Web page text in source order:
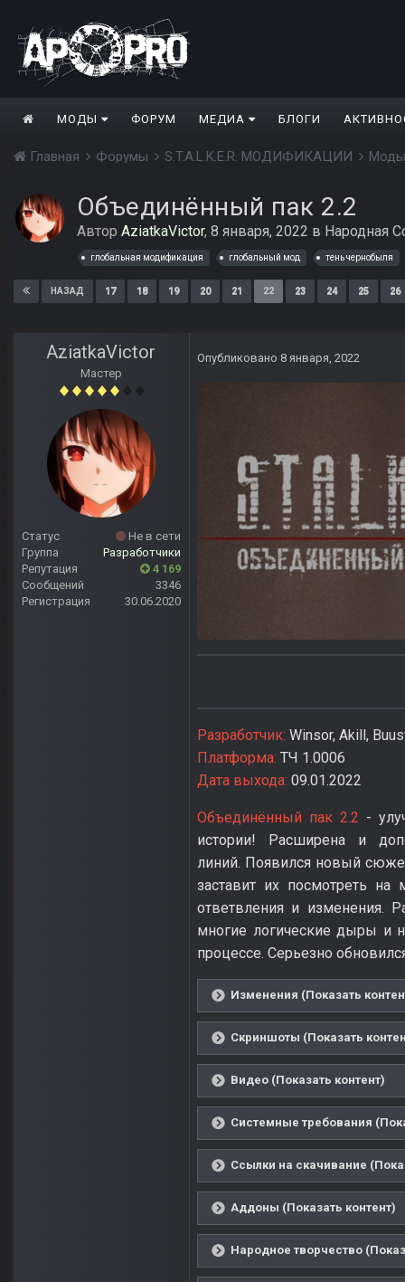
МОДЫ ФОРУМ МЕДИА БЛОГИ
Главная Форумы S.T.A.L.K.E.R. МОДИФИКАЦИИ
Объединённый пак 2.2
Автор AziatkaVictor, 8 января, 2022 в Народная
глобальная модификация глобальный мод тень чернобыля
НАЗАД 17 18 19 20 21 22 23 24 25 26
AziatkaVictor
Мастер
Статус
Не в сети
Группа
Разработчики
Репутация
4 169
Сообщений
3346
Регистрация
30.06.2020
Опубликовано 8 января, 2022
Разработчик: Winsor, Akill,
Платформа: ТЧ 1.0006
Дата выхода: 09.01.2022
Объединённый пак 2.2 -
истории! Расширена и
линий. Появился новый
заставит их посмотреть
ответвления и изменения.
многие логические дыры и
процессе. Серьезно
Изменения (Показать
Скриншоты (Показать
Видео (Показать контент)
Системные требования
Ссылки на скачивание
Аддоны (Показать контент)
Народное творчество